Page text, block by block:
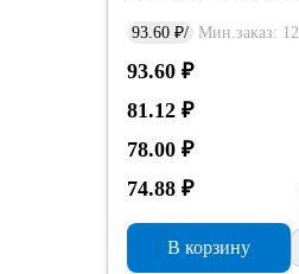
93.60 ₽/ Мин.заказ: 12
93.60 ₽
81.12 ₽
78.00 ₽
74.88 ₽
В корзину